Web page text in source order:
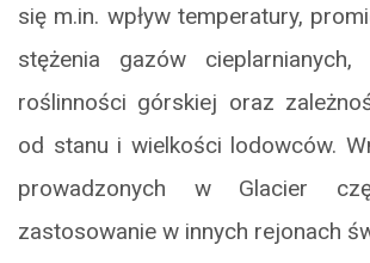
się m.in. wpływ temperatury,
stężenia gazów
roślinności górskiej oraz
od stanu i wielkości lodowców.
prowadzonych w Glacier
zastosowanie w innych rejonach